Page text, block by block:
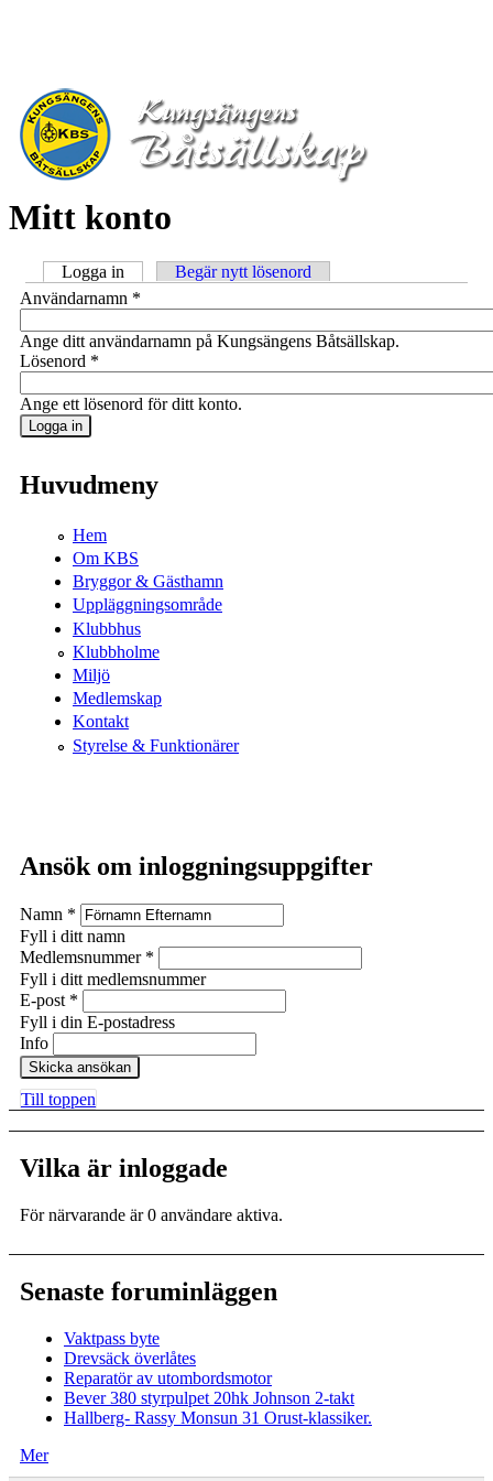
Mitt konto
Primära flikar
Logga in (aktiv flik)Begär nytt lösenord
Användarnamn *
Ange ditt användarnamn på Kungsängens Båtsällskap.
Lösenord *
Ange ett lösenord för ditt konto.
Huvudmeny
Hem
Om KBS
Bryggor & Gästhamn
Uppläggningsområde
Klubbhus
Klubbholme
Miljö
Medlemskap
Kontakt
Styrelse & Funktionärer
Ansök om inloggningsuppgifter
Namn *
Fyll i ditt namn
Medlemsnummer *
Fyll i ditt medlemsnummer
E-post *
Fyll i din E-postadress
Info
Till toppen
Vilka är inloggade
För närvarande är 0 användare aktiva.
Senaste foruminläggen
Vaktpass byte
Drevsäck överlåtes
Reparatör av utombordsmotor
Bever 380 styrpulpet 20hk Johnson 2-takt
Hallberg- Rassy Monsun 31 Orust-klassiker.
Mer